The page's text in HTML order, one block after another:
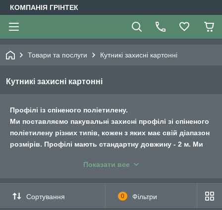
КОМПАНІЯ ГРІНТЕК
Товари та послуги Кутникі захисні картонні
Кутникі захисні картонні
Профілі із спіненого поліетилену.
Ми поставляємо пакувальні захисні профілі зі спіненого
поліетилену різних типів, кожен з яких має свій діапазон
розмірів. Профілі мають стандартну довжину - 2 м. Ми
екструзію профілів довжиною понад 2 м. Стандартна
Показати все
Сортування 0 Фільтри